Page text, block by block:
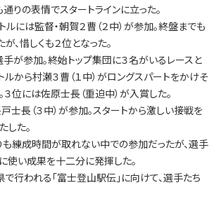
りの表情でスタートラインに立った。
には監督・朝賀２曹（２中）が参加。終盤までも
、惜しくも２位となった。
が参加。終始トップ集団に３名がいるレースと
ルから村瀬３曹（１中）がロングスパートをかけそ
位には佐原士長（重迫中）が入賞した。
士長（３中）が参加。スタートから激しい接戦を
した。
練成時間が取れない中での参加だったが、選手
使い成果を十二分に発揮した。
行われる「富士登山駅伝」に向けて、選手たち